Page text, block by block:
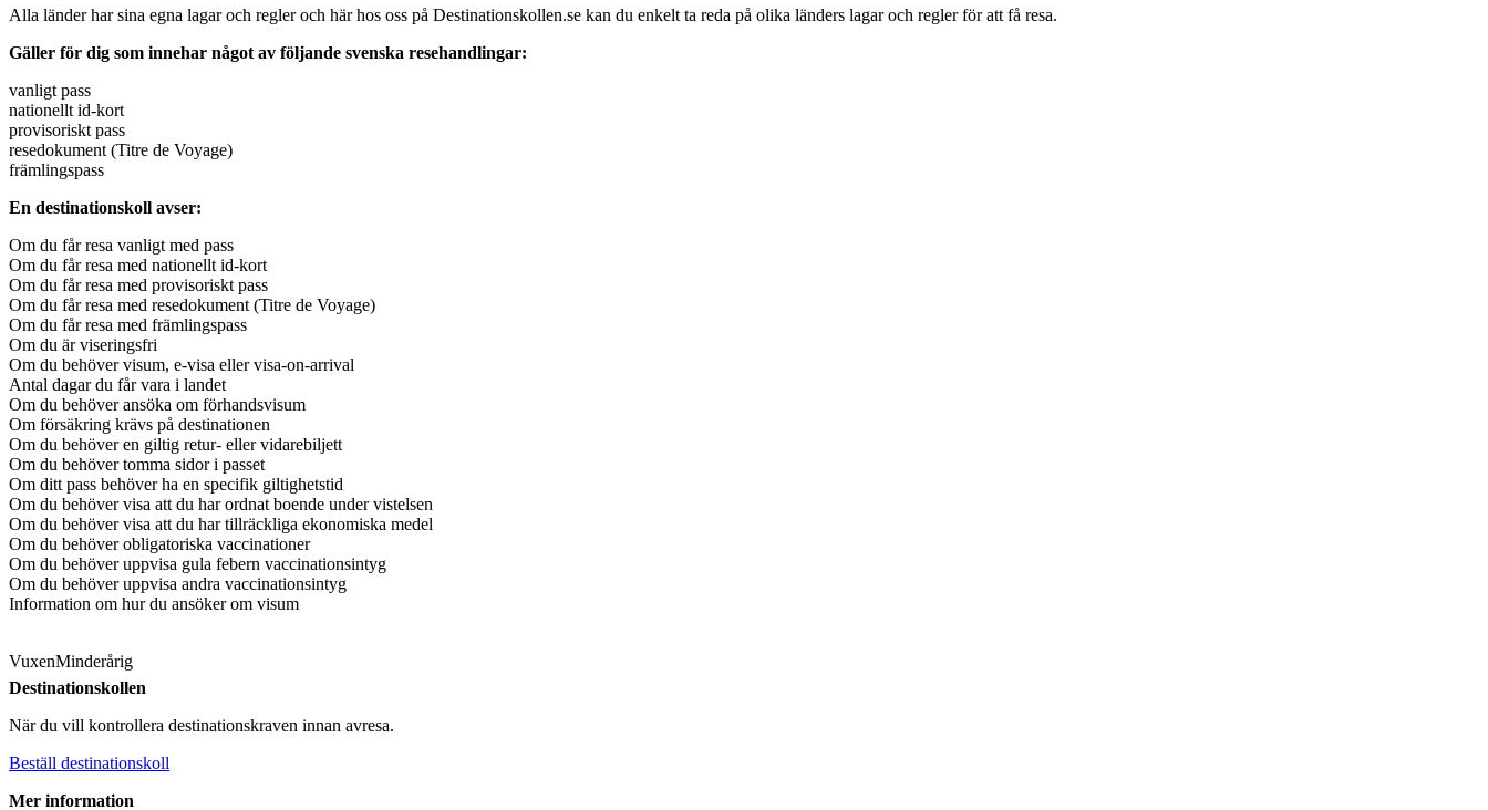
Alla länder har sina egna lagar och regler och här hos oss på Destinationskollen.se kan du enkelt ta reda på olika länders lagar och regler för att få resa.
Gäller för dig som innehar något av följande svenska resehandlingar:
vanligt pass
nationellt id-kort
provisoriskt pass
resedokument (Titre de Voyage)
främlingspass
En destinationskoll avser:
Om du får resa vanligt med pass
Om du får resa med nationellt id-kort
Om du får resa med provisoriskt pass
Om du får resa med resedokument (Titre de Voyage)
Om du får resa med främlingspass
Om du är viseringsfri
Om du behöver visum, e-visa eller visa-on-arrival
Antal dagar du får vara i landet
Om du behöver ansöka om förhandsvisum
Om försäkring krävs på destinationen
Om du behöver en giltig retur- eller vidarebiljett
Om du behöver tomma sidor i passet
Om ditt pass behöver ha en specifik giltighetstid
Om du behöver visa att du har ordnat boende under vistelsen
Om du behöver visa att du har tillräckliga ekonomiska medel
Om du behöver obligatoriska vaccinationer
Om du behöver uppvisa gula febern vaccinationsintyg
Om du behöver uppvisa andra vaccinationsintyg
Information om hur du ansöker om visum
VuxenMinderårig
Destinationskollen
När du vill kontrollera destinationskraven innan avresa.
Beställ destinationskoll
Mer information